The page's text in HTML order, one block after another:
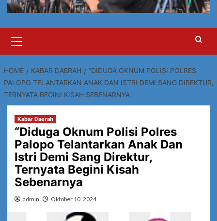
Menu
HOME KABAR DAERAH
“DIDUGA OKNUM POLISI POLRES
PALOPO TELANTARKAN ANAK DAN ISTRI DEMI SANG DIREKTUR,
TERNYATA BEGINI KISAH SEBENARNYA
Kabar Daerah
“Diduga Oknum Polisi Polres
Palopo Telantarkan Anak Dan
Istri Demi Sang Direktur,
Ternyata Begini Kisah
Sebenarnya
admin Oktober 10, 2024